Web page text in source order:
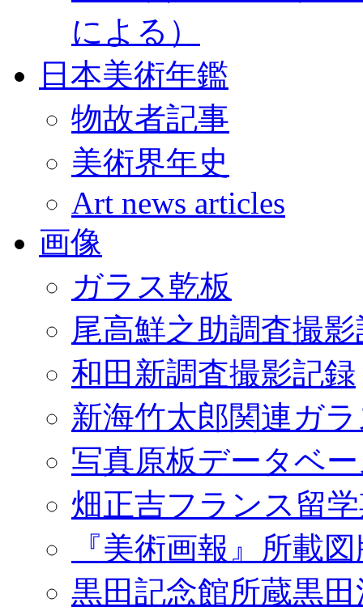
による）
日本美術年鑑
物故者記事
美術界年史
Art news articles
画像
ガラス乾板
尾高鮮之助調査撮
和田新調査撮影記録
新海竹太郎関連ガ
写真原板データベ
畑正吉フランス留
『美術画報』所載
黒田記念館所蔵黒